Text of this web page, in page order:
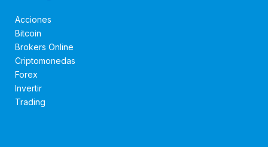
Acciones
Bitcoin
Brokers Online
Criptomonedas
Forex
Invertir
Trading